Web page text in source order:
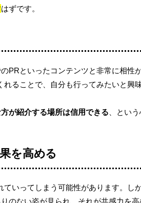
はずです。
PRといったコンテンツと非常に相性
ることで、自分も行ってみたいと興
が紹介する場所は信用できる 、とい
を高める
いってしまう可能性があります。し